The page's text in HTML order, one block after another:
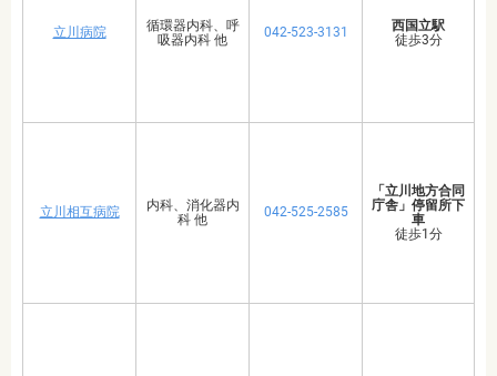
立川病院
循環器内科、呼
吸器内科 他
042-523-3131
西国立駅
徒歩3分
立川相互病院
内科、消化器内
科 他
042-525-2585
「立川地方合同
庁舎」停留所下
車
徒歩1分